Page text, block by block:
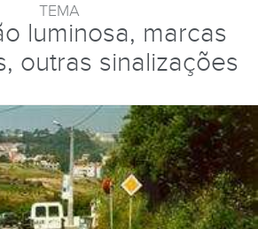
TEMA
luminosa, marcas
outras sinalizações